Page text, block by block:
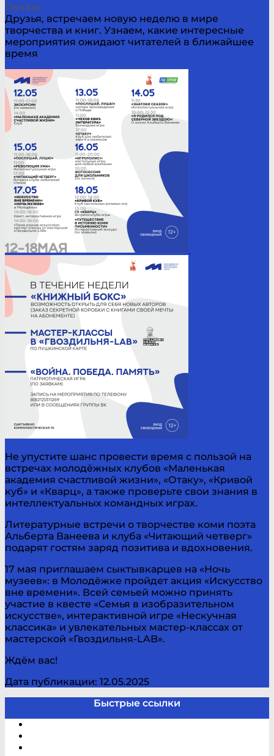
Печать
Друзья, встречаем новую неделю в мире
творчества и книг. Узнаем, какие интересные
мероприятия ожидают читателей в ближайшее
время
Не упустите шанс провести время с пользой на
встречах молодёжных клубов «Маленькая
академия счастливой жизни», «Отаку», «Кривой
куб» и «Кварц», а также проверьте свои знания в
интеллектуальных командных играх.
Литературные встречи о творчестве коми поэта
Альберта Ванеева и клуба «Читающий четверг»
подарят гостям заряд позитива и вдохновения.
17 мая приглашаем сыктывкарцев на «Ночь
музеев»: в Молодёжке пройдет акция «Искусство
вне времени». Всей семьей можно принять
участие в квесте «Семья в изобразительном
искусстве», интерактивной игре «Нескучная
классика» и увлекательных мастер-классах от
мастерской «Гвоздильня-LAB».
Ждём вас!
Дата публикации: 12.05.2025
Быстрые ссылки